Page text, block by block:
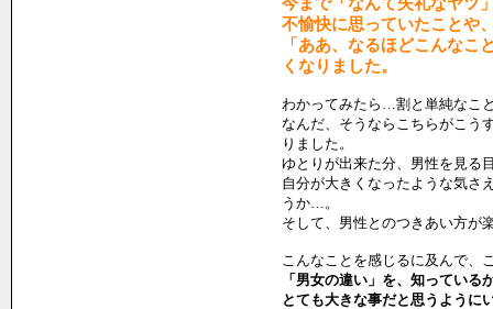
不愉快に思っていたことや
「ああ、なるほどこんなこ
くなりました。
わかってみたら…割と単純なこ
なんだ、そうならこちらがこう
りました。
ゆとりが出来た分、男性を見る
自分が大きくなったような気さ
うか…。
そして、男性とのつきあい方が
こんなことを感じるに及んで、
「男女の違い」を、知っている
とても大きな事だと思うように